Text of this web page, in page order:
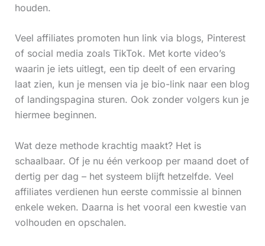
houden.
Veel affiliates promoten hun link via blogs, Pinterest
of social media zoals TikTok. Met korte video’s
waarin je iets uitlegt, een tip deelt of een ervaring
laat zien, kun je mensen via je bio-link naar een blog
of landingspagina sturen. Ook zonder volgers kun je
hiermee beginnen.
Wat deze methode krachtig maakt? Het is
schaalbaar. Of je nu één verkoop per maand doet of
dertig per dag – het systeem blijft hetzelfde. Veel
affiliates verdienen hun eerste commissie al binnen
enkele weken. Daarna is het vooral een kwestie van
volhouden en opschalen.